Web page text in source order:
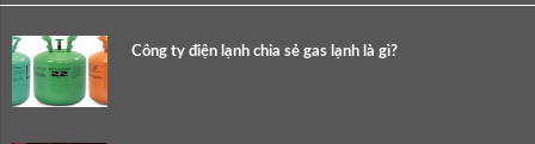
Công ty điện lạnh chia sẻ gas lạnh là gì?